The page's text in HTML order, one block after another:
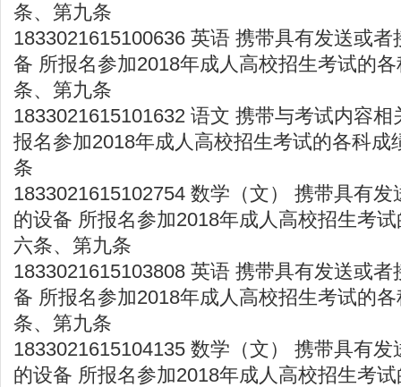
条、第九条
1833021615100636 英语 携带具有发送或
备 所报名参加2018年成人高校招生考试的
条、第九条
1833021615101632 语文 携带与考试内容
报名参加2018年成人高校招生考试的各科成
条
1833021615102754 数学（文） 携带具有
的设备 所报名参加2018年成人高校招生考
六条、第九条
1833021615103808 英语 携带具有发送或
备 所报名参加2018年成人高校招生考试的
条、第九条
1833021615104135 数学（文） 携带具有
的设备 所报名参加2018年成人高校招生考